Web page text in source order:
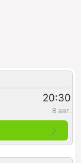
20:30
8 авг.